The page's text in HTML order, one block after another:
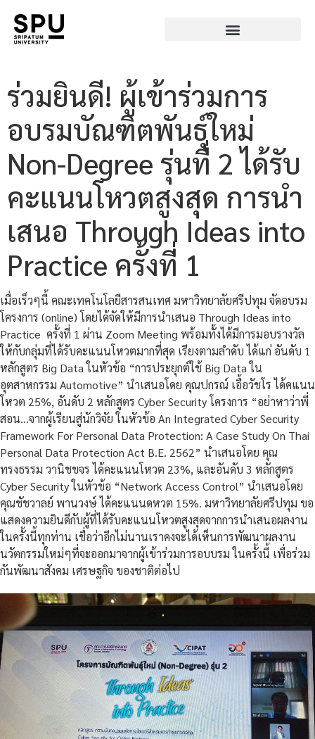
ร่วมยินดี! ผู้เข้าร่วมการ
อบรมบัณฑิตพันธุ์ใหม่
Non-Degree รุ่นที่ 2 ได้รับ
คะแนนโหวตสูงสุด การนำ
เสนอ Through Ideas into
Practice ครั้งที่ 1
เมื่อเร็วๆนี้ คณะเทคโนโลยีสารสนเทศ มหาวิทยาลัยศรีปทุม จัดอบรม
โครงการ (online) โดยได้จัดให้มีการนำเสนอ Through Ideas into
Practice ครั้งที่ 1 ผ่าน Zoom Meeting พร้อมทั้งได้มีการมอบรางวัล
ให้กับกลุ่มที่ได้รับคะแนนโหวตมากที่สุด เรียงตามลำดับ ได้แก่ อันดับ 1
หลักสูตร Big Data ในหัวข้อ “การประยุกต์ใช้ Big Data ใน
อุตสาหกรรม Automotive” นำเสนอโดย คุณปกรณ์ เอื้อวัชโร ได้คแนน
โหวต 25%, อันดับ 2 หลักสูตร Cyber Security โครงการ “อย่าหาว่าพี่
สอน…จากผู้เรียนสู่นักวิจัย ในหัวข้อ An Integrated Cyber Security
Framework For Personal Data Protection: A Case Study On Thai
Personal Data Protection Act B.E. 2562” นำเสนอโดย คุณ
ทรงธรรม วานิชขจร ได้คะแนนโหวต 23%, และอันดับ 3 หลักสูตร
Cyber Security ในหัวข้อ “Network Access Control” นำเสนอโดย
คุณชัชวาลย์ พานวงษ์ ได้คะแนนดหวต 15%. มหาวิทยาลัยศรีปทุม ขอ
แสดงความยินดีกับผู้ที่ได้รับคะแนนโหวตสูงสุดจากการนำเสนอผลงาน
ในครั้งนี้ทุกท่าน เชื่อว่าอีกไม่นานเราคงจะได้เห็นการพัฒนาผลงาน
นวัตกรรมใหม่ๆที่จะออกมาจากผู้เข้าร่วมการอบบรม ในครั้งนี้ เพื่อร่วม
กันพัฒนาสังคม เศรษฐกิจ ของชาติต่อไป